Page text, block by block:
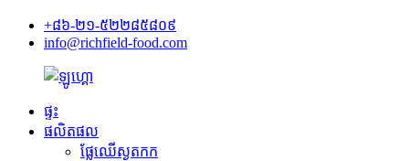
+៨៦-២១-៥២២៨៥៨០៩
info@richfield-food.com
ផ្ទះ
ផលិតផល
ផ្លែឈើស្ងួតកក